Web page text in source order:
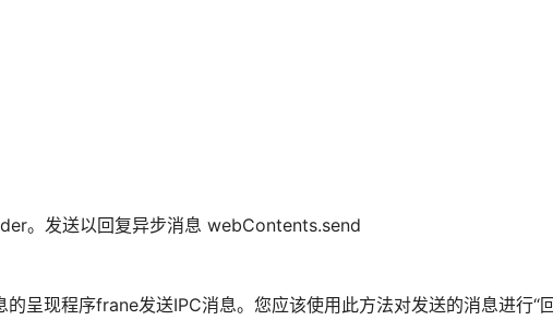
。发送以回复异步消息 webContents.send
呈现程序frane发送IPC消息。您应该使用此方法对发送的消息进行“